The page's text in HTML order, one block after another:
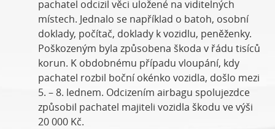
pachatel odcizil věci uložené na viditelných
místech. Jednalo se například o batoh, osobní
doklady, počítač, doklady k vozidlu, peněženky.
Poškozeným byla způsobena škoda v řádu tisíců
korun. K obdobnému případu vloupání, kdy
pachatel rozbil boční okénko vozidla, došlo mezi
5. – 8. lednem. Odcizením airbagu spolujezdce
způsobil pachatel majiteli vozidla škodu ve výši
20 000 Kč.